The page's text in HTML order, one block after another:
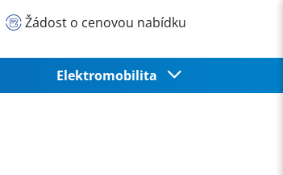
Žádost o cenovou nabídku
Elektromobilita